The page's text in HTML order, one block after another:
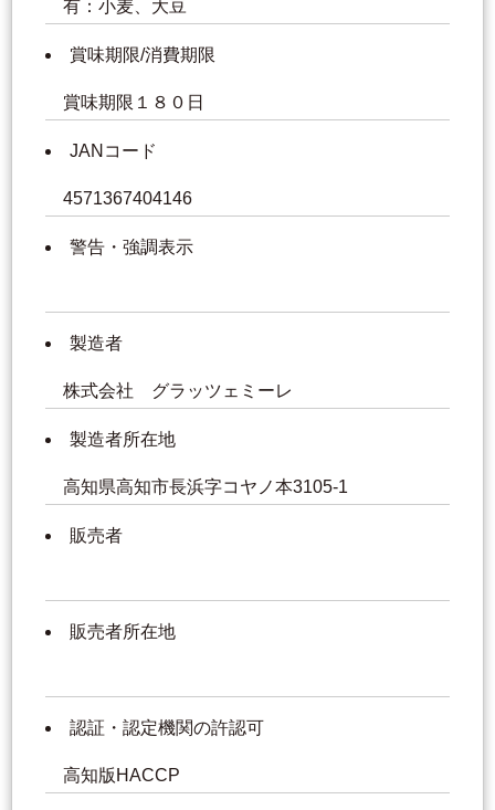
有：小麦、大豆
賞味期限/消費期限
賞味期限１８０日
JANコード
4571367404146
警告・強調表示
製造者
株式会社 グラッツェミーレ
製造者所在地
高知県高知市長浜字コヤノ本3105-1
販売者
販売者所在地
認証・認定機関の許認可
高知版HACCP